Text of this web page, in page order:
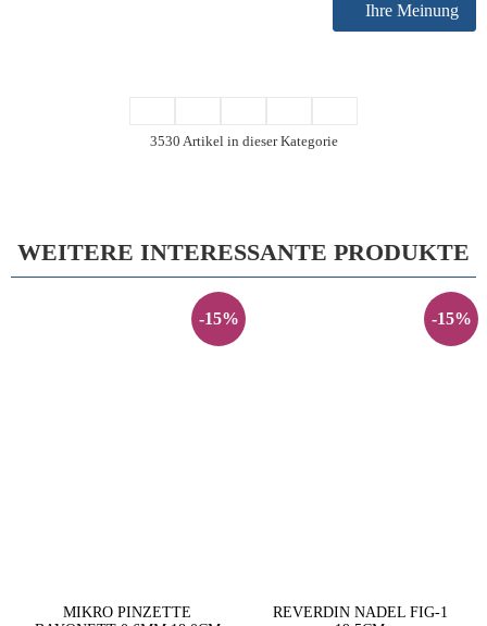
Ihre Meinung
3530 Artikel in dieser Kategorie
WEITERE INTERESSANTE PRODUKTE
-15%
MIKRO PINZETTE
-15%
REVERDIN NADEL FIG-1